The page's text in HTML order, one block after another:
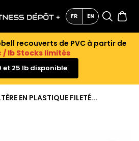
FR EN
recouverts de PVC à partir de
/ lb Stocks limités
et 25 lb disponible
EN PLASTIQUE FILETÉ...